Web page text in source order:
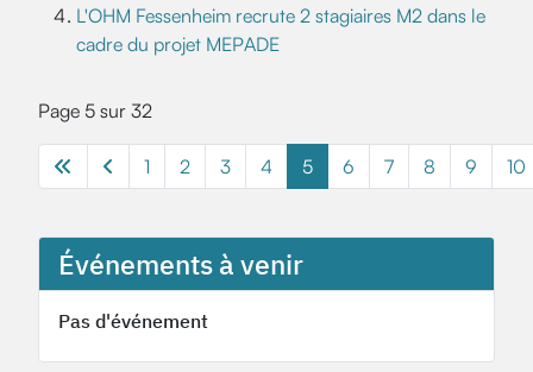
Événements à venir
Pas d'événement
L'OHM Fessenheim recrute 2 stagiaires M2 dans le
cadre du projet MEPADE
Page 5 sur 32
1 2 3 4 5 6 7 8 9 10